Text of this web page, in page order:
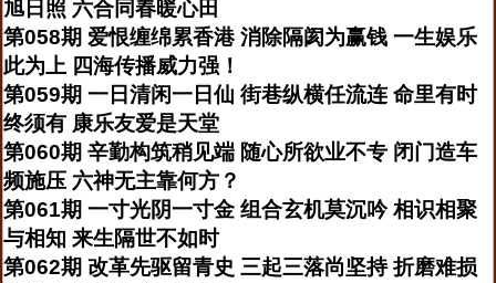
旭日照 六合同春暖心田
第058期 爱恨缠绵累香港 消除隔阂为赢钱 一生娱乐
此为上 四海传播威力强！
第059期 一日清闲一日仙 街巷纵横任流连 命里有时
终须有 康乐友爱是天堂
第060期 辛勤构筑稍见端 随心所欲业不专 闭门造车
频施压 六神无主靠何方？
第061期 一寸光阴一寸金 组合玄机莫沉吟 相识相聚
与相知 来生隔世不如时
第062期 改革先驱留青史 三起三落尚坚持 折磨难损